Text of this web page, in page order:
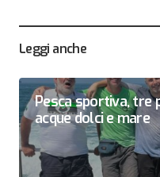
Leggi anche
Pesca sportiva, tre
acque dolci e mare